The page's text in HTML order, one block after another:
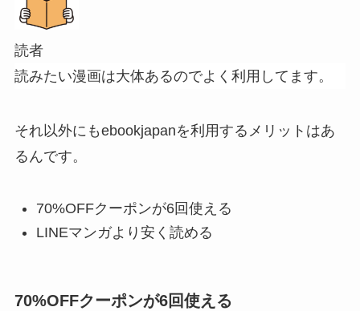
読者
読みたい漫画は大体あるのでよく利用してます。
それ以外にもebookjapanを利用するメリットはあ
るんです。
70%OFFクーポンが6回使える
LINEマンガより安く読める
70%OFFクーポンが6回使える